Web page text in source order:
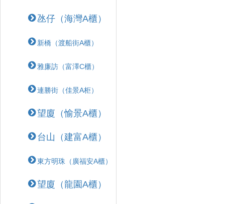
氹仔（海灣A櫃）
新橋（渡船街A櫃）
雅廉訪（富澤C櫃）
連勝街（佳景A柜）
望廈（愉景A櫃）
台山（建富A櫃）
東方明珠（廣福安A櫃）
望廈（龍園A櫃）